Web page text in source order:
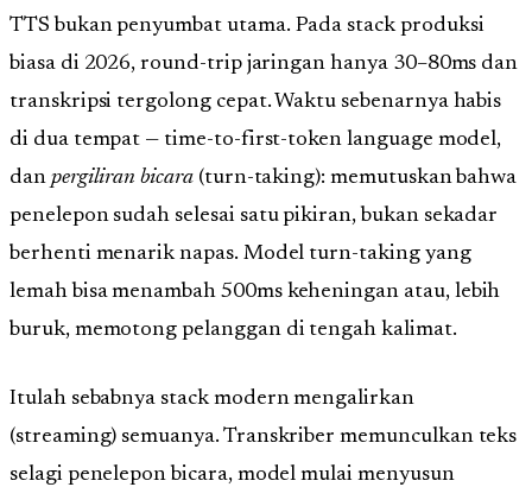
TTS bukan penyumbat utama. Pada stack produksi
biasa di 2026, round-trip jaringan hanya 30–80ms dan
transkripsi tergolong cepat. Waktu sebenarnya habis
di dua tempat — time-to-first-token language model,
dan pergiliran bicara(turn-taking): memutuskan bahwa
penelepon sudah selesai satu pikiran, bukan sekadar
berhenti menarik napas. Model turn-taking yang
lemah bisa menambah 500ms keheningan atau, lebih
buruk, memotong pelanggan di tengah kalimat.
Itulah sebabnya stack modern mengalirkan
(streaming) semuanya. Transkriber memunculkan teks
selagi penelepon bicara, model mulai menyusun